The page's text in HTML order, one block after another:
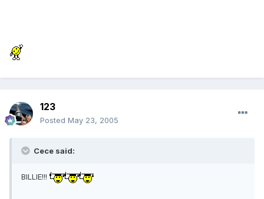
123
Posted May 23, 2005
Cece said:
BILLIE!!!